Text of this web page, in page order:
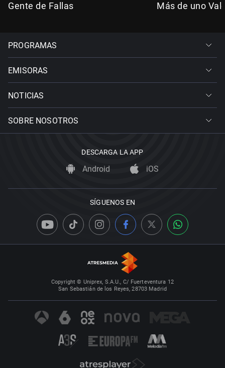
Gente de Fallas Más de uno
PROGRAMAS
EMISORAS
NOTICIAS
SOBRE NOSOTROS
DESCARGA LA APP
Android iOS
SÍGUENOS EN
Copyright © Uniprex, S.A.U., C/ Fuerteventura 12
San Sebastián de los Reyes, 28703 Madrid